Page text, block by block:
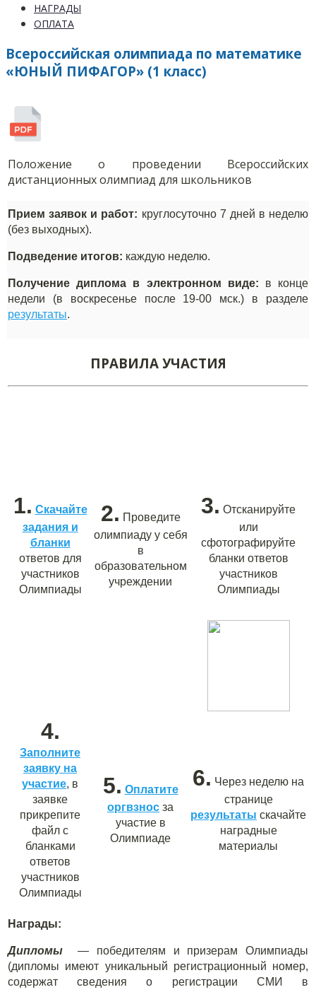
НАГРАДЫ
ОПЛАТА
Всероссийская олимпиада по математике
«ЮНЫЙ ПИФАГОР» (1 класс)
Положение о проведении Всероссийских
дистанционных олимпиад для школьников
Прием заявок и работ: круглосуточно 7 дней в неделю
(без выходных).
Подведение итогов: каждую неделю.
Получение диплома в электронном виде: в конце
недели (в воскресенье после 19-00 мск.) в разделе
результаты.
ПРАВИЛА УЧАСТИЯ
1. Скачайте
задания и
бланки
ответов для
участников
Олимпиады
2. Проведите
олимпиаду у себя
в
образовательном
учреждении
3. Отсканируйте
или
сфотографируйте
бланки ответов
участников
Олимпиады
4.
Заполните
заявку на
участие, в
заявке
прикрепите
файл с
бланками
ответов
участников
Олимпиады
5. Оплатите
оргвзнос за
участие в
Олимпиаде
6. Через неделю на
странице
результаты скачайте
наградные
материалы
Награды:
Дипломы
— победителям и призерам Олимпиады
(дипломы имеют уникальный регистрационный номер,
содержат сведения о регистрации СМИ в